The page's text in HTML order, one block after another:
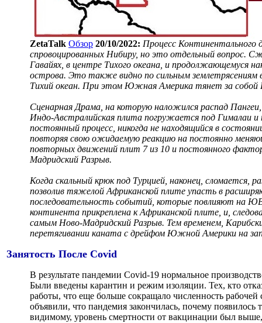
ZetaTalk Обзор 20/10/2022: Процесс Континентального
спровоцированных Нибиру, но это отдельный вопрос.
Гавайях, в центре Тихого океана, и продолжающемуся
острова. Это также видно по сильным
Тихий океан. При этом Южная Америка тянет за собой
Сценарная Драма, на которую наложился распад
Индо-Австралийская плита погружается под Гималаи
постоянный процесс, никогда не находящийся в
повторяя свою ожидаемую реакцию на постоянно
повторных движений плит 7 из 10 и постоянного
Мадридский Разрыв.
Когда скальный крюк под Турцией, наконец, сломается,
позволив тяжелой Африканской плите упасть в
последовательность событий, которые повлияют на
континента прикреплена к Африканской плите, и,
самым Ново-Мадридский Разрыв. Тем временем,
перетягивании каната с дрейфом Южной Америки на
Занятость После Covid
В результате пандемии Covid-19 нормальное
Были введены карантин и режим изоляции. Тех, кто
работы, что еще больше сокращало численность
объявили, что пандемия закончилась, почему
видимому, уровень смертности от вакцинации был